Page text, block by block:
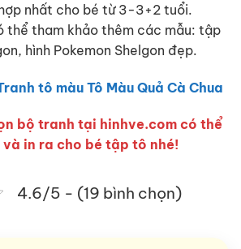
nhất cho bé từ 3-3+2 tuổi.
thể tham khảo thêm các mẫu: tập
hình Pokemon Shelgon đẹp.
tô màu Tô Màu Quả Cà Chua
bộ tranh tại hinhve.com có thể
in ra cho bé tập tô nhé!
4.6/5 - (19 bình chọn)